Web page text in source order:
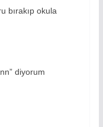
bırakıp okula
diyorum